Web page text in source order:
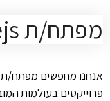
מפתח/ת Flutter & Nodejs
פרוייקטים בעולמות